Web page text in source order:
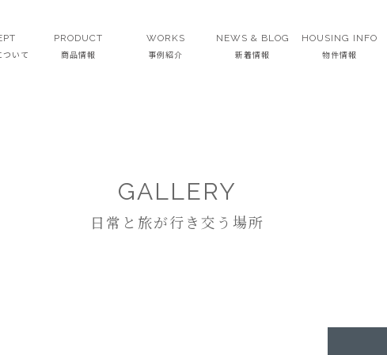
ついて
PRODUCT
商品情報
WORKS
事例紹介
NEWS & BLOG
新着情報
HOUSING INFO
物件情報
GALLERY
日常と旅が行き交う場所